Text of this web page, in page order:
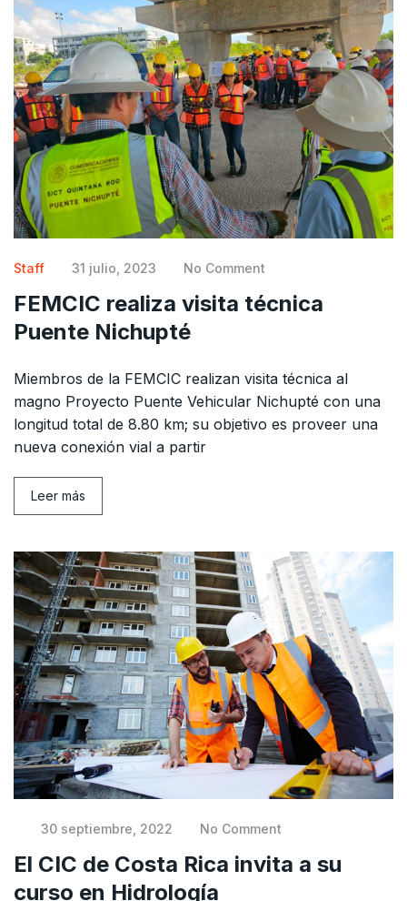
Staff 31 julio, 2023 No Comment
FEMCIC realiza visita técnica
Puente Nichupté
Miembros de la FEMCIC realizan visita técnica al
magno Proyecto Puente Vehicular Nichupté con una
longitud total de 8.80 km; su objetivo es proveer una
nueva conexión vial a partir
Leer más
30 septiembre, 2022 No Comment
El CIC de Costa Rica invita a su
curso en Hidrología